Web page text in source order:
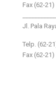
Fax (62-
Jl. Pala
Telp. (62-
Fax (62-